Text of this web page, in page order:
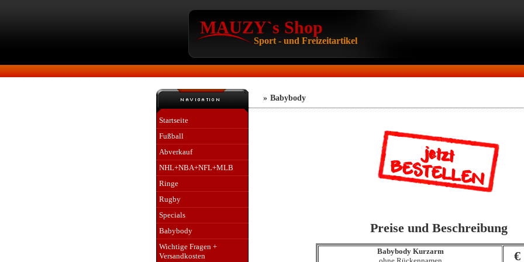
MAUZY`s Shop
Sport - und Freizeitartikel
Startseite
Fußball
Abverkauf
NHL+NBA+NFL+MLB
Ringe
Rugby
Specials
Babybody
Wichtige Fragen +
Versandkosten
» Babybody
Preise und Beschreibung
Babybody Kurzarm
€